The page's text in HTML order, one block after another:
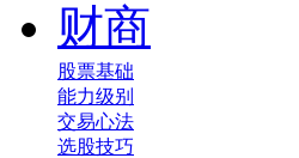
财商
股票基础
能力级别
交易心法
选股技巧